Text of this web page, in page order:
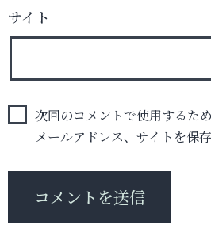
サイト
次回のコメントで使用するた
メールアドレス、サイトを保存